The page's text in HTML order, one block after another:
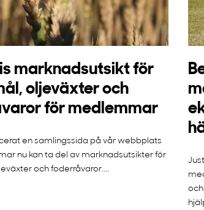
marknadsutsikt för
oljeväxter och
för medlemmar
en samlingssida på vår webbplats
nu kan ta del av marknadsutsikter för
och foderråvaror....